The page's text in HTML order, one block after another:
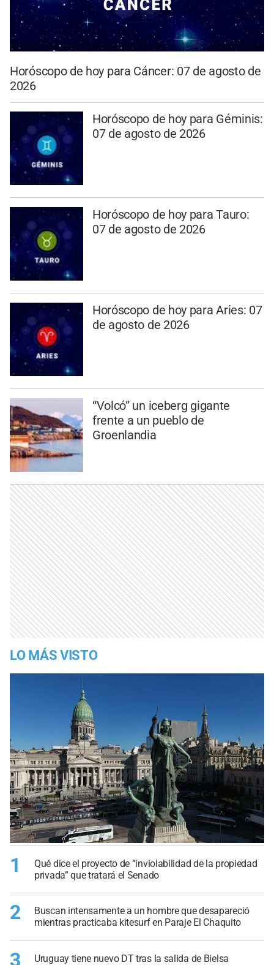
Horóscopo de hoy para Cáncer: 07 de agosto de
2026
Horóscopo de hoy para Géminis:
07 de agosto de 2026
Horóscopo de hoy para Tauro:
07 de agosto de 2026
Horóscopo de hoy para Aries: 07
de agosto de 2026
“Volcó” un iceberg gigante
frente a un pueblo de
Groenlandia
LO MÁS VISTO
1
Qué dice el proyecto de “inviolabilidad de la propiedad
privada” que tratará el Senado
2
Buscan intensamente a un hombre que desapareció
mientras practicaba kitesurf en Paraje El Chaquito
3 Uruguay tiene nuevo DT tras la salida de Bielsa